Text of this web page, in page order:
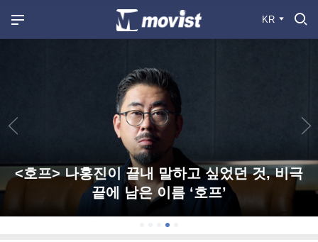
KR
<호프> 나홍진이 끝내 말하고 싶었던 것, 비극
끝에 남은 이름 ‘호프’